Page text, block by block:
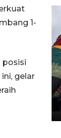
1-
posisi
gelar
jalan